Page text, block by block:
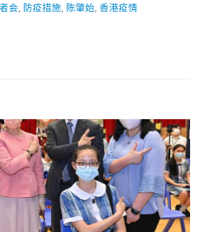
会 防疫措施 陈肇始 香港疫情